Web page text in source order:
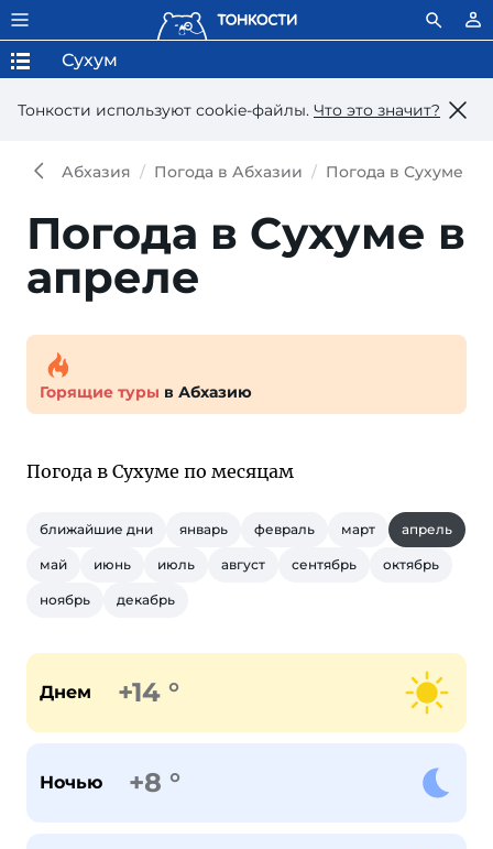
Тонкости используют сookie-файлы. Что это значит?
Сухум
Абхазия Погода в Абхазии Погода в Сухуме
Погода в Сухуме в
апреле
Горящие туры в Абхазию
Погода в Сухуме по месяцам
ближайшие дни январь февраль март апрель
май июнь июль август сентябрь октябрь
ноябрь декабрь
Днем +14 °
Ночью +8 °